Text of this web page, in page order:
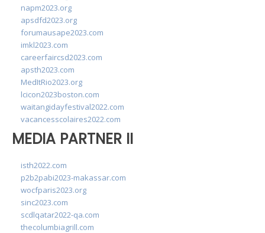
napm2023.org
apsdfd2023.org
forumausape2023.com
imkl2023.com
careerfaircsd2023.com
apsth2023.com
MedItRio2023.org
lcicon2023boston.com
waitangidayfestival2022.com
vacancesscolaires2022.com
MEDIA PARTNER II
isth2022.com
p2b2pabi2023-makassar.com
wocfparis2023.org
sinc2023.com
scdlqatar2022-qa.com
thecolumbiagrill.com